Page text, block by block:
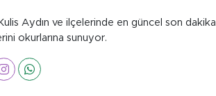
Aydın ve ilçelerinde en güncel son dakika
okurlarına sunuyor.